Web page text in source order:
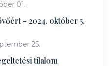
01.
- 2024. október 5.
25.
tilalom